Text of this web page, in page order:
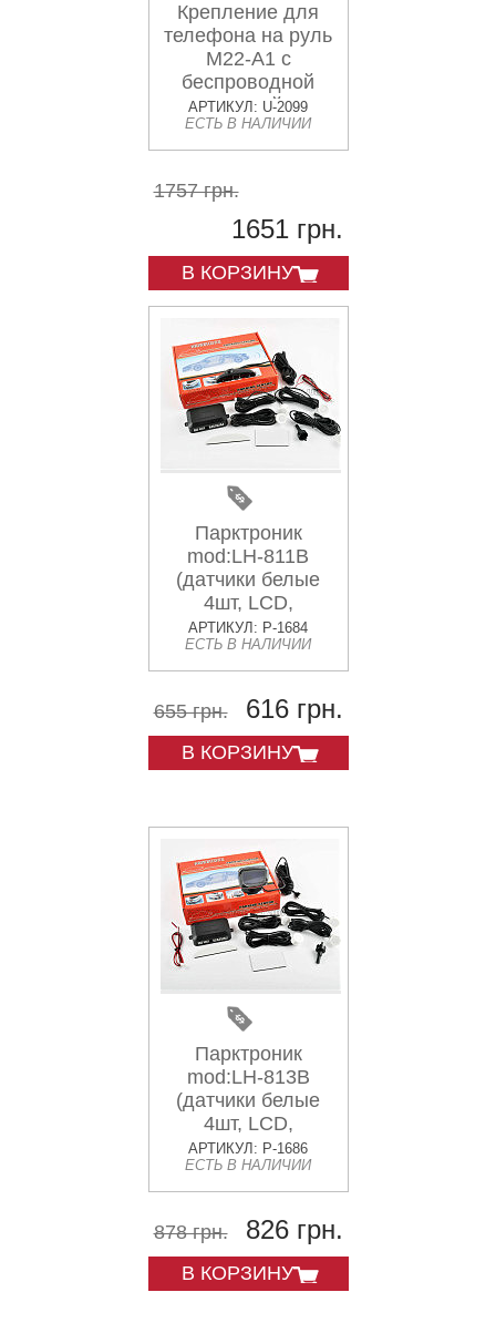
Крепление для
телефона на руль
M22-A1 с
беспроводной
зарядкой и
круглым зеленым
светодиодом
АРТИКУЛ: U-2099
ЕСТЬ В НАЛИЧИИ
1757 грн.
1651 грн.
В КОРЗИНУ
Парктроник
mod:LH-811B
(датчики белые
4шт, LCD,
штурман,
монтажный
комплект)
KAMEILONG
АРТИКУЛ: P-1684
ЕСТЬ В НАЛИЧИИ
655 грн. 616 грн.
В КОРЗИНУ
Парктроник
mod:LH-813B
(датчики белые
4шт, LCD,
штурман,
монтажный
комплект)
KAMEILONG
АРТИКУЛ: P-1686
ЕСТЬ В НАЛИЧИИ
878 грн. 826 грн.
В КОРЗИНУ